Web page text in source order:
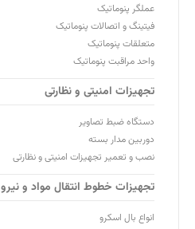
عملگر پنوماتیک
فیتینگ و اتصالات پنوماتیک
متعلقات پنوماتیک
واحد مراقبت پنوماتیک
تجهیزات امنیتی و نظارتی
دستگاه ضبط تصاویر
دوربین مدار بسته
نصب و تعمیر تجهیزات امنیتی و نظارتی
تجهیزات خطوط انتقال مواد و نیرو
انواع بال اسکرو